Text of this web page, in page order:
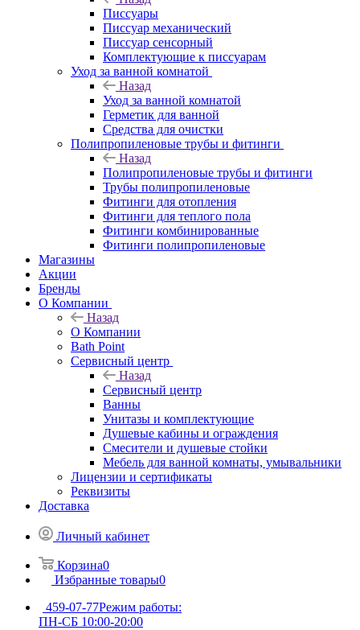
Писсуары
Писсуар механический
Писсуар сенсорный
Комплектующие к писсуарам
Уход за ванной комнатой
Назад
Уход за ванной комнатой
Герметик для ванной
Средства для очистки
Полипропиленовые трубы и фитинги
Назад
Полипропиленовые трубы и фитинги
Трубы полипропиленовые
Фитинги для отопления
Фитинги для теплого пола
Фитинги комбинированные
Фитинги полипропиленовые
Магазины
Акции
Бренды
О Компании
Назад
О Компании
Bath Point
Сервисный центр
Назад
Сервисный центр
Ванны
Унитазы и комплектующие
Душевые кабины и ограждения
Смесители и душевые стойки
Мебель для ванной комнаты, умывальники
Лицензии и сертификаты
Реквизиты
Доставка
Личный кабинет
Корзина0
Избранные товары0
459-07-77Режим работы:
ПН-СБ 10:00-20:00